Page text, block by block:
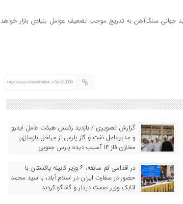
جهانی سنگ‌آهن به تدریج موجب تضعیف عوامل بنیادی بازار خواهد
https://www.kioskekhabar.ir/?p=313303
گزارش تصویری / بازدید رئیس هیئت عامل ایدرو
و مدیرعامل نفت و گاز پارس از مراحل بازسازی
مخازن فاز ۱۴ آسیب دیده پارس جنوبی
در اقدامی کم سابقه، ۶ وزیر کابینه پاکستان با
حضور در سفارت ایران در اسلام آباد، با سید محمد
اتابک وزیر صمت دیدار و گفتگو کردند